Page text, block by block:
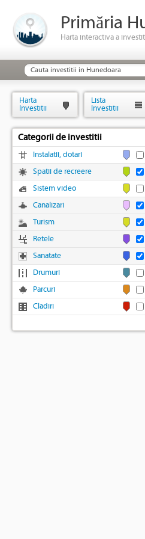
Primăria
Harta interactiva a
Harta
Investitii
Lista
Investitii
Categorii de investitii
Instalatii, dotari
Spatii de recreere
Sistem video
Canalizari
Turism
Retele
Sanatate
Drumuri
Parcuri
Cladiri